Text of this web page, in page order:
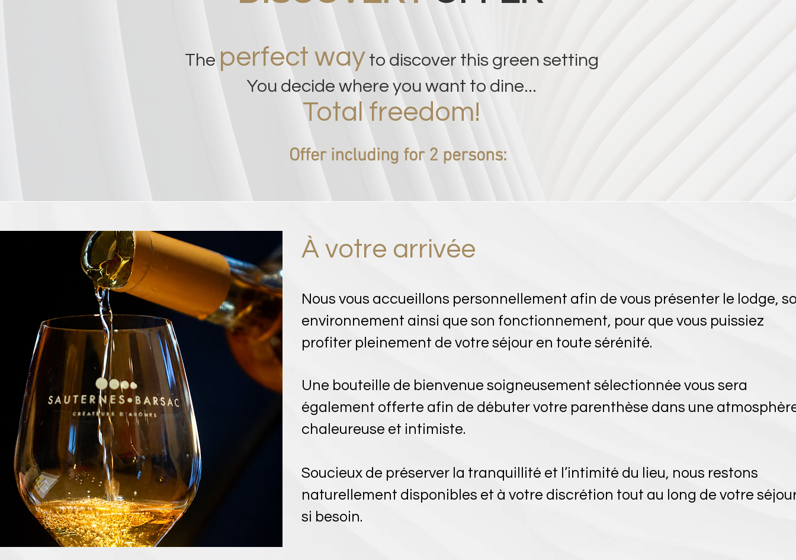
The perfect way to discover this green setting
You decide where you want to dine...
Total freedom!
Offer including for 2 persons:
À votre arrivée
Nous vous accueillons personnellement afin de vous présenter le lodge,
environnement ainsi que son fonctionnement, pour que vous puissiez
profiter pleinement de votre séjour en toute sérénité.
Une bouteille de bienvenue soigneusement sélectionnée vous sera
également offerte afin de débuter votre parenthèse dans une
chaleureuse et intimiste.
Soucieux de préserver la tranquillité et l’intimité du lieu, nous restons
naturellement disponibles et à votre discrétion tout au long de votre
si besoin.